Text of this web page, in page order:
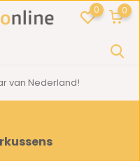
0 0
in Woerden